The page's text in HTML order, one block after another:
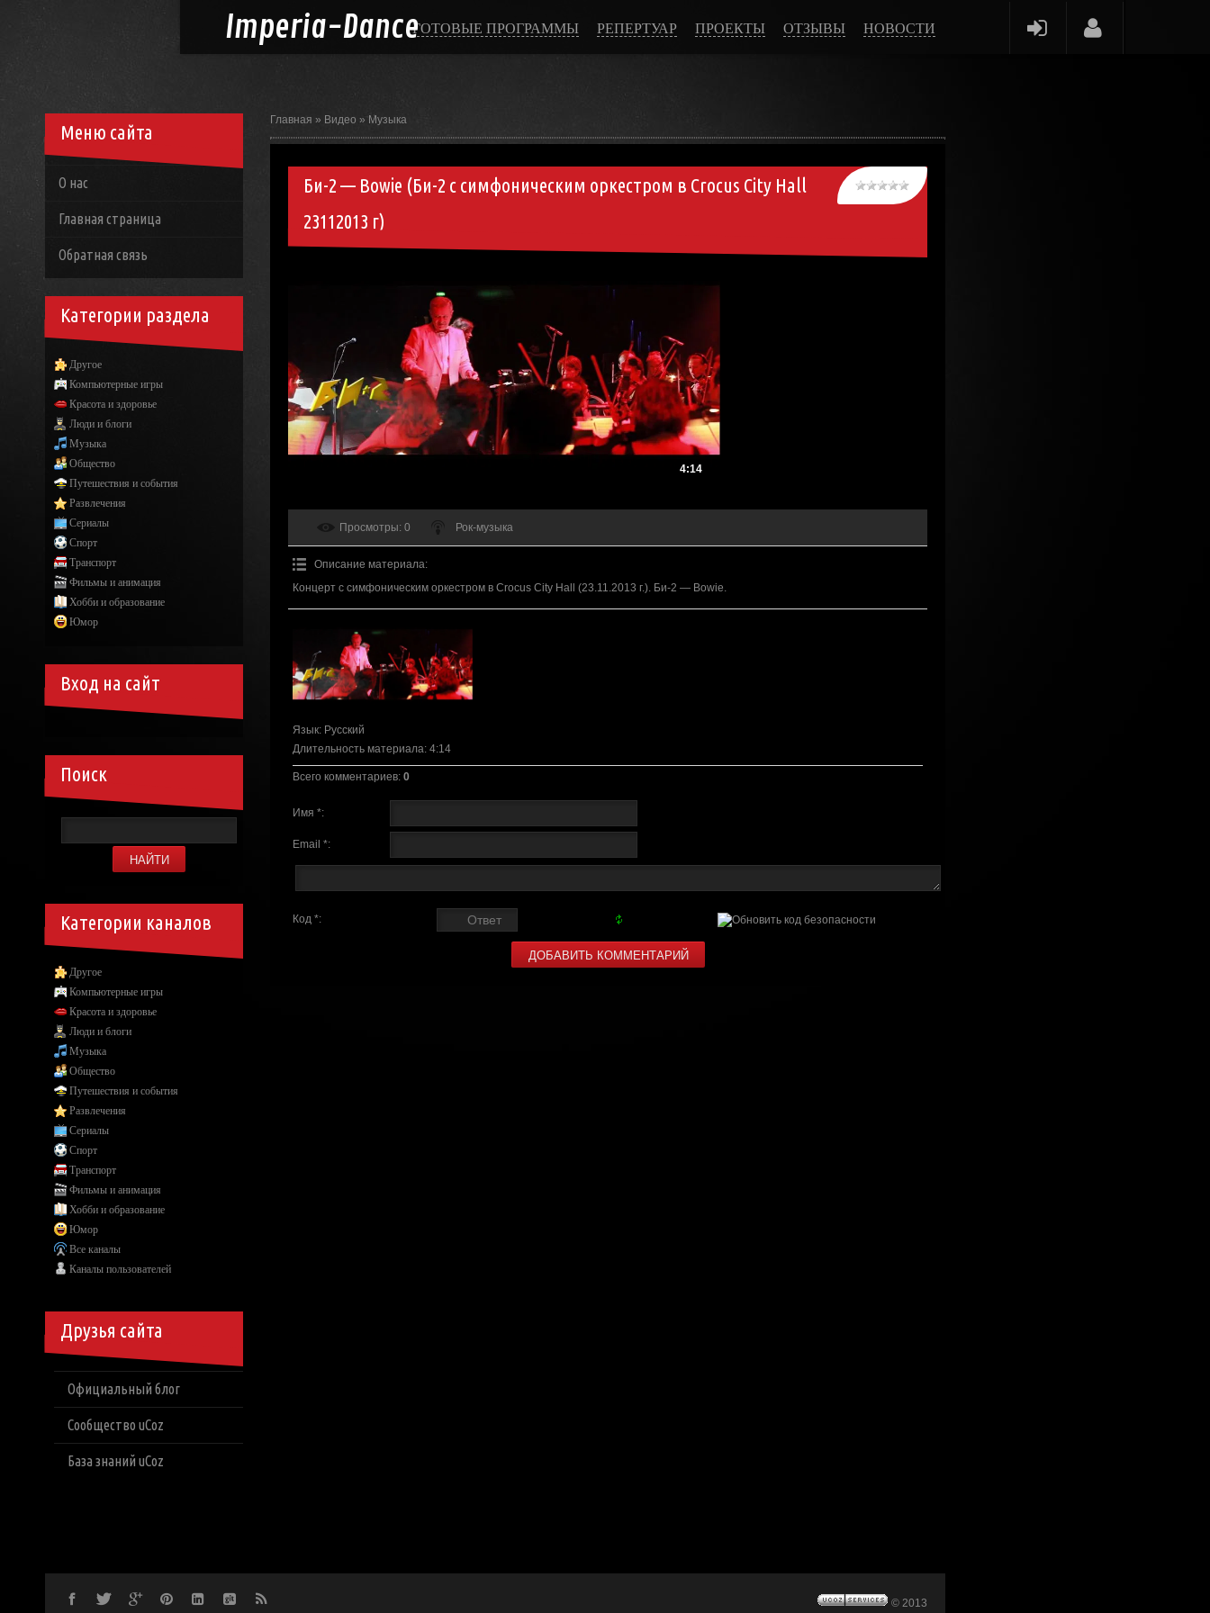
Imperia-DanceГОТОВЫЕ ПРОГРАММЫ РЕПЕРТУАР ПРОЕКТЫ ОТЗЫВЫ НОВОСТИ
Главная » Видео » Музыка
Би-2 — Bowie (Би-2 с симфоническим оркестром в Crocus City Hall
23112013 г)
4:14
Просмотры: 0 Рок-музыка
Описание материала:
Концерт с симфоническим оркестром в Crocus City Hall (23.11.2013 г.). Би-2 — Bowie.
Язык: Русский
Длительность материала: 4:14
Всего комментариев: 0
Имя *:
Email *:
Код *:
Меню сайта
О нас
Главная страница
Обратная связь
Категории раздела
Другое
Компьютерные игры
Красота и здоровье
Люди и блоги
Музыка
Общество
Путешествия и события
Развлечения
Сериалы
Спорт
Транспорт
Фильмы и анимация
Хобби и образование
Юмор
Вход на сайт
Поиск
Категории каналов
Другое
Компьютерные игры
Красота и здоровье
Люди и блоги
Музыка
Общество
Путешествия и события
Развлечения
Сериалы
Спорт
Транспорт
Фильмы и анимация
Хобби и образование
Юмор
Все каналы
Каналы пользователей
Друзья сайта
Официальный блог
Сообщество uCoz
База знаний uCoz
© 2013